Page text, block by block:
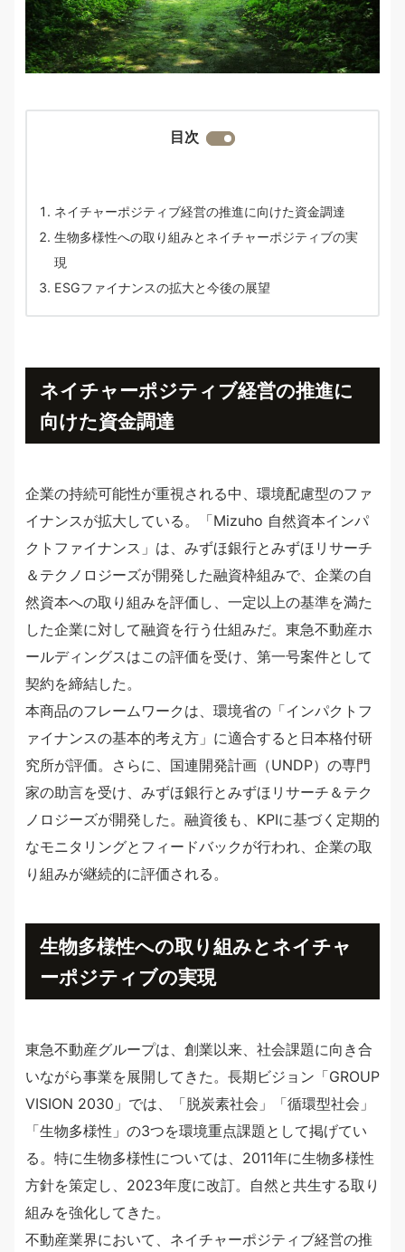
目次
ネイチャーポジティブ経営の推進に向けた資金調達
生物多様性への取り組みとネイチャーポジティブの実
現
ESGファイナンスの拡大と今後の展望
ネイチャーポジティブ経営の推進に
向けた資金調達
企業の持続可能性が重視される中、環境配慮型のファ
イナンスが拡大している。「Mizuho 自然資本インパ
クトファイナンス」は、みずほ銀行とみずほリサーチ
＆テクノロジーズが開発した融資枠組みで、企業の自
然資本への取り組みを評価し、一定以上の基準を満た
した企業に対して融資を行う仕組みだ。東急不動産ホ
ールディングスはこの評価を受け、第一号案件として
契約を締結した。
本商品のフレームワークは、環境省の「インパクトフ
ァイナンスの基本的考え方」に適合すると日本格付研
究所が評価。さらに、国連開発計画（UNDP）の専門
家の助言を受け、みずほ銀行とみずほリサーチ＆テク
ノロジーズが開発した。融資後も、KPIに基づく定期的
なモニタリングとフィードバックが行われ、企業の取
り組みが継続的に評価される。
生物多様性への取り組みとネイチャ
ーポジティブの実現
東急不動産グループは、創業以来、社会課題に向き合
いながら事業を展開してきた。長期ビジョン「GROUP
VISION 2030」では、「脱炭素社会」「循環型社会」
「生物多様性」の3つを環境重点課題として掲げてい
る。特に生物多様性については、2011年に生物多様性
方針を策定し、2023年度に改訂。自然と共生する取り
組みを強化してきた。
不動産業界において、ネイチャーポジティブ経営の推